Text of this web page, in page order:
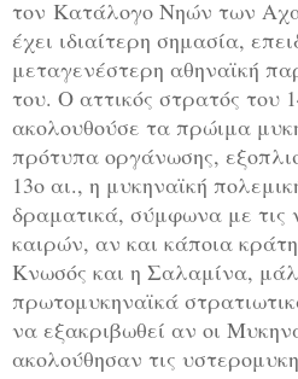
τον Κατάλογο Νηών των
έχει ιδιαίτερη σημασία,
μεταγενέστερη αθηναϊκή
του. Ο αττικός στρατός του
ακολουθούσε τα πρώιμα
πρότυπα οργάνωσης,
13ο αι., η μυκηναϊκή
δραματικά, σύμφωνα με τις
καιρών, αν και κάποια
Κνωσός και η Σαλαμίνα,
πρωτομυκηναϊκά
να εξακριβωθεί αν οι
ακολούθησαν τις